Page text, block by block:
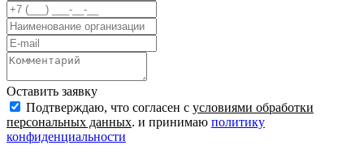
Оставить заявку
Подтверждаю, что согласен с условиями обработки
персональных данных. и принимаю политику
конфиденциальности